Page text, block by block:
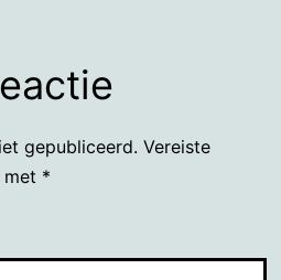
gepubliceerd. Vereiste
*